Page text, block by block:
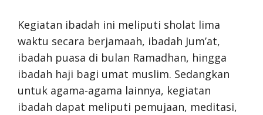
Kegiatan ibadah ini meliputi sholat lima
waktu secara berjamaah, ibadah Jum’at,
ibadah puasa di bulan Ramadhan, hingga
ibadah haji bagi umat muslim. Sedangkan
untuk agama-agama lainnya, kegiatan
ibadah dapat meliputi pemujaan, meditasi,